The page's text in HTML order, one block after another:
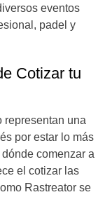
eventos
padel y
Cotizar tu
representan una
por estar lo más
comenzar a
el cotizar las
Rastreator se